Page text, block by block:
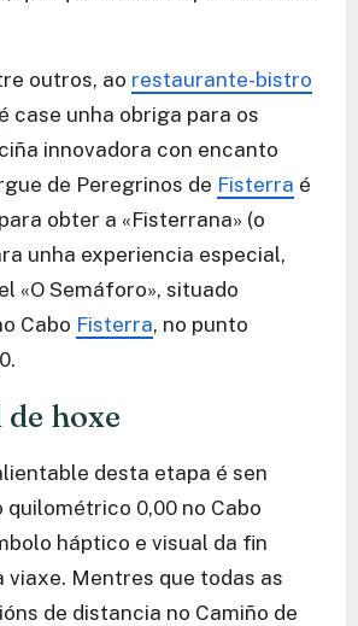
outros, ao restaurante-bistro
é case unha obriga para os
innovadora con encanto
de Peregrinos de Fisterra é
obter a «Fisterrana» (o
unha experiencia especial,
«O Semáforo», situado
Cabo Fisterra, no punto
de hoxe
desta etapa é sen
quilométrico 0,00 no Cabo
háptico e visual da fin
viaxe. Mentres que todas as
de distancia no Camiño de